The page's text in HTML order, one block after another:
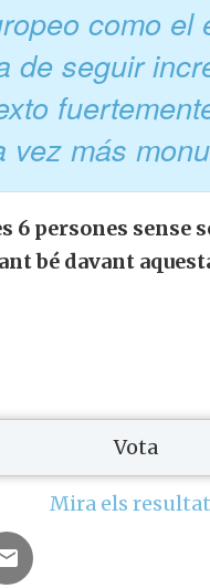
como el
de seguir
vez más
6 persones sense
bé davant
Mira els